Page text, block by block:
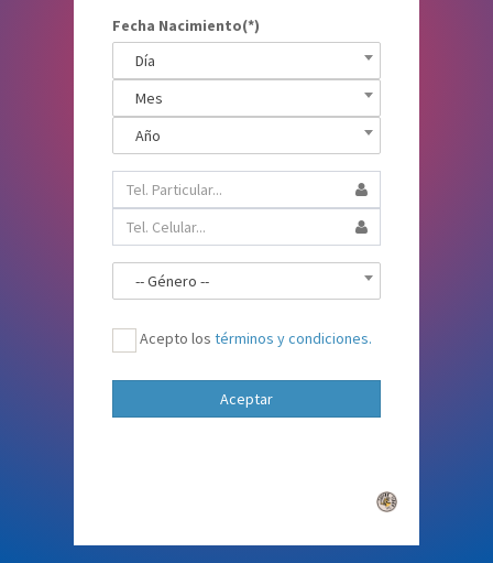
Fecha Nacimiento(*)
Día
Mes
Año
-- Género --
Acepto lostérminos y condiciones.